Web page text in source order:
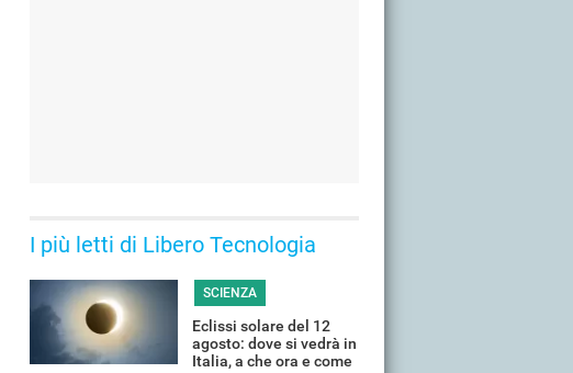
I più letti di Libero Tecnologia
SCIENZA
Eclissi solare del 12
agosto: dove si vedrà in
Italia, a che ora e come